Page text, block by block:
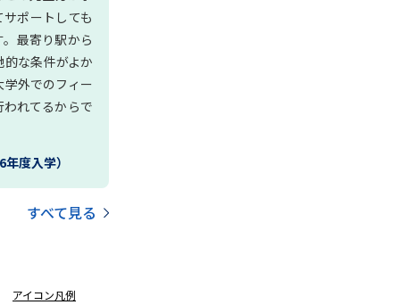
ポートしても
最寄り駅から
な条件がよか
学外でのフィー
れてるからで
度入学）
すべて見る
アイコン凡例